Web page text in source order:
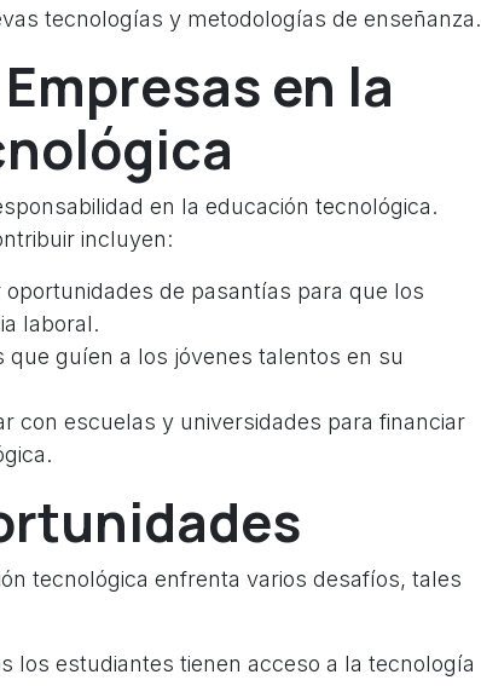
tecnologías y metodologías de enseñanza.
en la
en la educación tecnológica.
incluyen:
oportunidades de pasantías para que los
laboral.
que guíen a los jóvenes talentos en su
con escuelas y universidades para financiar
tecnológica enfrenta varios desafíos, tales
los estudiantes tienen acceso a la tecnología